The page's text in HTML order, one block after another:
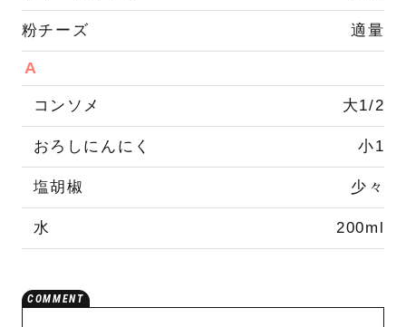
粉チーズ 適量
A
コンソメ 大1/2
おろしにんにく 小1
塩胡椒 少々
水 200ml